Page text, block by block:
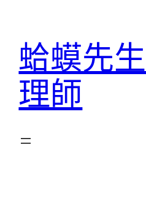
蛤蟆先
理師